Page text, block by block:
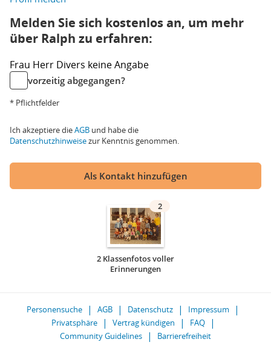
Melden Sie sich kostenlos an, um mehr
über Ralph zu erfahren:
Frau Herr Divers keine Angabe
vorzeitig abgegangen?
* Pflichtfelder
Ich akzeptiere dieAGB und habe die
Datenschutzhinweisezur Kenntnis genommen.
Als Kontakt hinzufügen
2
2 Klassenfotos voller
Erinnerungen
Personensuche AGB Datenschutz
Impressum
Privatsphäre
Vertrag kündigen
FAQ
Community Guidelines
Barrierefreiheit